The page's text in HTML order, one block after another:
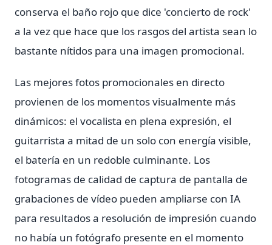
conserva el baño rojo que dice 'concierto de rock'
a la vez que hace que los rasgos del artista sean lo
bastante nítidos para una imagen promocional.
Las mejores fotos promocionales en directo
provienen de los momentos visualmente más
dinámicos: el vocalista en plena expresión, el
guitarrista a mitad de un solo con energía visible,
el batería en un redoble culminante. Los
fotogramas de calidad de captura de pantalla de
grabaciones de vídeo pueden ampliarse con IA
para resultados a resolución de impresión cuando
no había un fotógrafo presente en el momento